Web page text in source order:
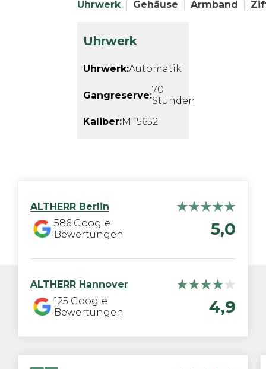
Uhrwerk Gehäuse Armband
Uhrwerk
Uhrwerk:Automatik
Gangreserve:70
Stunden
Kaliber:MT5652
ALTHERR Berlin
586 Google
Bewertungen
5,0
ALTHERR Hannover
125 Google
Bewertungen
4,9